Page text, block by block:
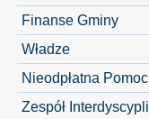
Finanse Gminy
Władze
Nieodpłatna
Zespół